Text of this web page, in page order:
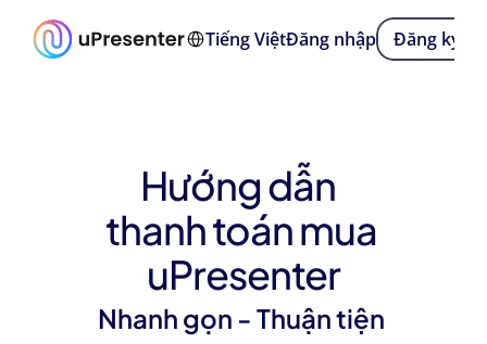
Select Language
Tiếng ViệtĐăng nhập Đăng ký
Hướng dẫn
thanh toán mua
uPresenter
Nhanh gọn - Thuận tiện